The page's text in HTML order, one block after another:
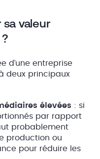
valeur
d’une entreprise
deux principaux
élevées : si
par rapport
probablement
production ou
pour réduire les